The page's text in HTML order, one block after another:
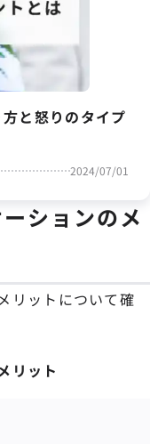
と怒りのタイプ
2024/07/01
ションのメ
リットについて確
リット